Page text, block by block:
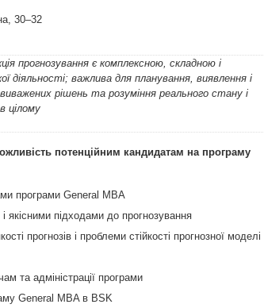
30–32
прогнозування є комплексною, складною і
діяльності; важлива для планування, виявлення і
рішень та розуміння реального стану і
цілому
потенційним кандидатам на програму
програми General MBA
якісними підходами до прогнозування
прогнозів і проблеми стійкості прогнозної моделі
та адміністрації програми
General MBA в BSK